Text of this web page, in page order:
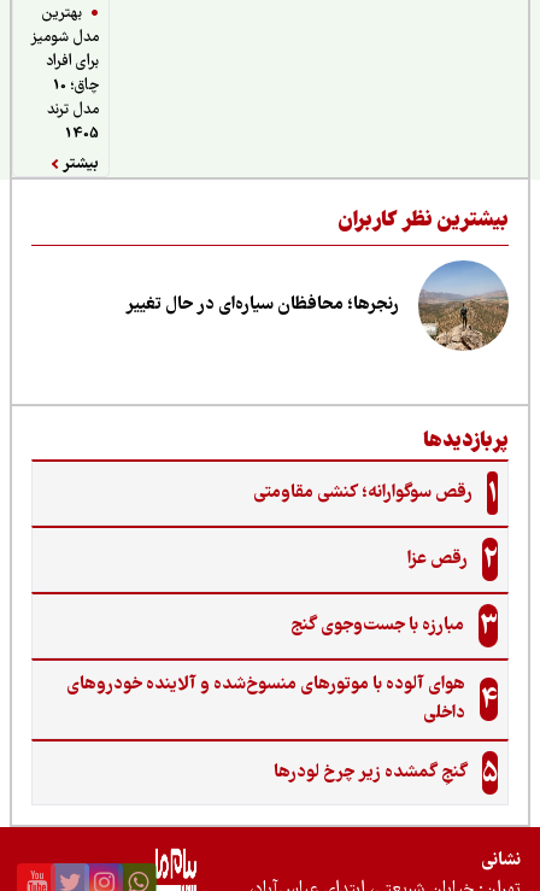
بهترین
مدل شومیز
برای افراد
چاق؛ 10
مدل ترند
نظر کاربران
رنجرها؛ محافظان سیاره‌ای در حال تغییر
رقص سوگوارانه؛ کنشی مقاومتی
رقص عزا
مبارزه با جست‌وجوی گنج‌
هوای آلوده با موتورهای منسوخ‌شده و آلاینده خودروهای
داخلی
گنجِ گمشده زیر چرخ لودرها